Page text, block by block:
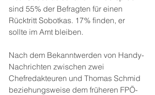
sind 55% der Befragten für einen
Rücktritt Sobotkas. 17% finden, er
sollte im Amt bleiben.
Nach dem Bekanntwerden von Handy-
Nachrichten zwischen zwei
Chefredakteuren und Thomas Schmid
beziehungsweise dem früheren FPÖ-